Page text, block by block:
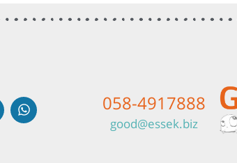
058-4917888
good@essek.biz